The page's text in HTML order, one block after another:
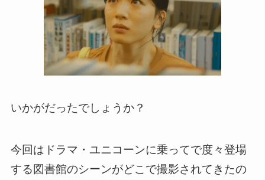
いかがだったでしょうか？
今回はドラマ・ユニコーンに乗ってで度々登場
する図書館のシーンがどこで撮影されてきたの